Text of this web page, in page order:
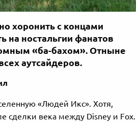
хоронить с концами
на ностальгии фанатов
«ба-бахом». Отныне
аутсайдеров.
«Людей Икс». Хотя,
сделки века между Disney и Fox.